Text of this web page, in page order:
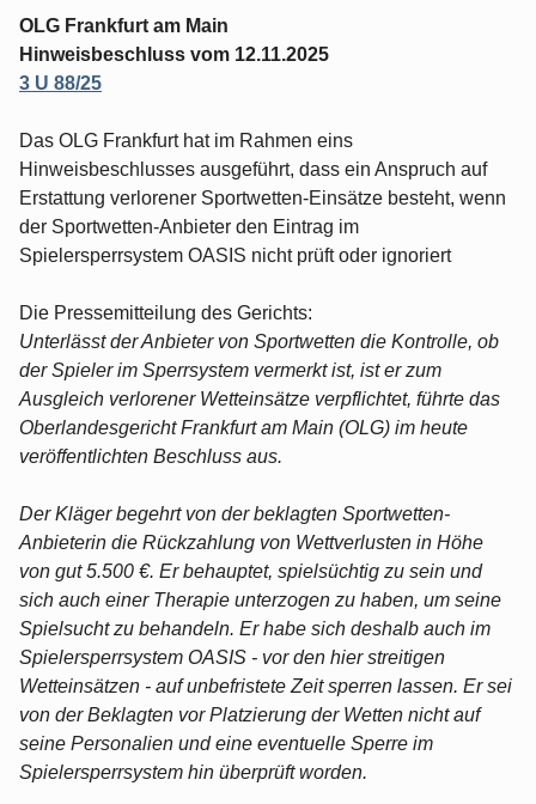
OLG Frankfurt am Main
Hinweisbeschluss vom 12.11.2025
3 U 88/25
Das OLG Frankfurt hat im Rahmen eins
Hinweisbeschlusses ausgeführt, dass ein Anspruch auf
Erstattung verlorener Sportwetten-Einsätze besteht, wenn
der Sportwetten-Anbieter den Eintrag im
Spielersperrsystem OASIS nicht prüft oder ignoriert
Die Pressemitteilung des Gerichts:
Unterlässt der Anbieter von Sportwetten die Kontrolle, ob
der Spieler im Sperrsystem vermerkt ist, ist er zum
Ausgleich verlorener Wetteinsätze verpflichtet, führte das
Oberlandesgericht Frankfurt am Main (OLG) im heute
veröffentlichten Beschluss aus.
Der Kläger begehrt von der beklagten Sportwetten-
Anbieterin die Rückzahlung von Wettverlusten in Höhe
von gut 5.500 €. Er behauptet, spielsüchtig zu sein und
sich auch einer Therapie unterzogen zu haben, um seine
Spielsucht zu behandeln. Er habe sich deshalb auch im
Spielersperrsystem OASIS - vor den hier streitigen
Wetteinsätzen - auf unbefristete Zeit sperren lassen. Er sei
von der Beklagten vor Platzierung der Wetten nicht auf
seine Personalien und eine eventuelle Sperre im
Spielersperrsystem hin überprüft worden.